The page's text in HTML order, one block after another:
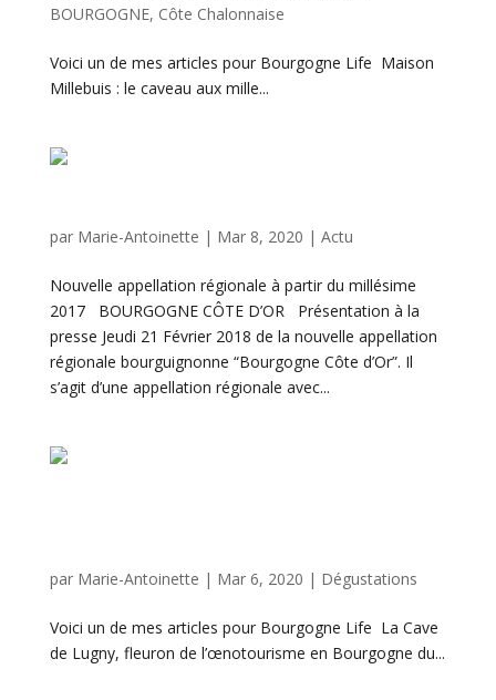
BOURGOGNE, Côte Chalonnaise
Voici un de mes articles pour Bourgogne Life Maison
Millebuis : le caveau aux mille...
par Marie-Antoinette | Mar 8, 2020 | Actu
Nouvelle appellation régionale à partir du millésime
2017 BOURGOGNE CÔTE D’OR Présentation à la
presse Jeudi 21 Février 2018 de la nouvelle appellation
régionale bourguignonne “Bourgogne Côte d’Or”. Il
s’agit d’une appellation régionale avec...
par Marie-Antoinette | Mar 6, 2020 | Dégustations
Voici un de mes articles pour Bourgogne Life La Cave
de Lugny, fleuron de l’œnotourisme en Bourgogne du...